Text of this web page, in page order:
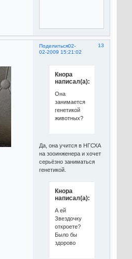
Поделиться 13
02-
02-2009 15:21:02
Кнора
написал(а):
Она
занимается
генетикой
животных?
Да, она учится в НГСХА
на зооинженера и хочет
серьёзно заниматься
генетикой.
Кнора
написал(а):
А ей
Звездочку
откроете?
Было бы
здорово